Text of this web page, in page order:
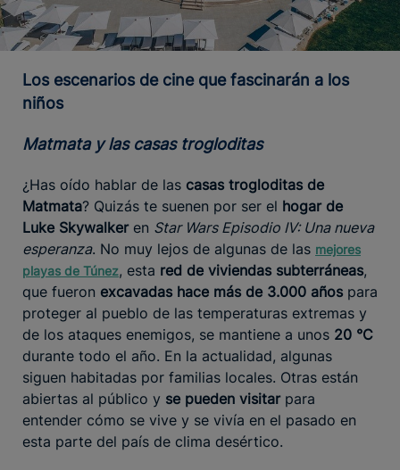
Los escenarios de cine que fascinarán a los
niños
Matmata y las casas trogloditas
¿Has oído hablar de las casas trogloditas de
Matmata? Quizás te suenen por ser el hogar de
Luke Skywalkeren Star Wars Episodio IV: Una nueva
esperanza. No muy lejos de algunas de las mejores
playas de Túnez, esta red de viviendas subterráneas,
que fueron excavadas hace más de 3.000 años para
proteger al pueblo de las temperaturas extremas y
de los ataques enemigos, se mantiene a unos 20 °C
durante todo el año. En la actualidad, algunas
siguen habitadas por familias locales. Otras están
abiertas al público y se pueden visitarpara
entender cómo se vive y se vivía en el pasado en
esta parte del país de clima desértico.